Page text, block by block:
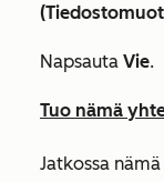
Napsauta Vie.
Tuo nämä
Jatkossa